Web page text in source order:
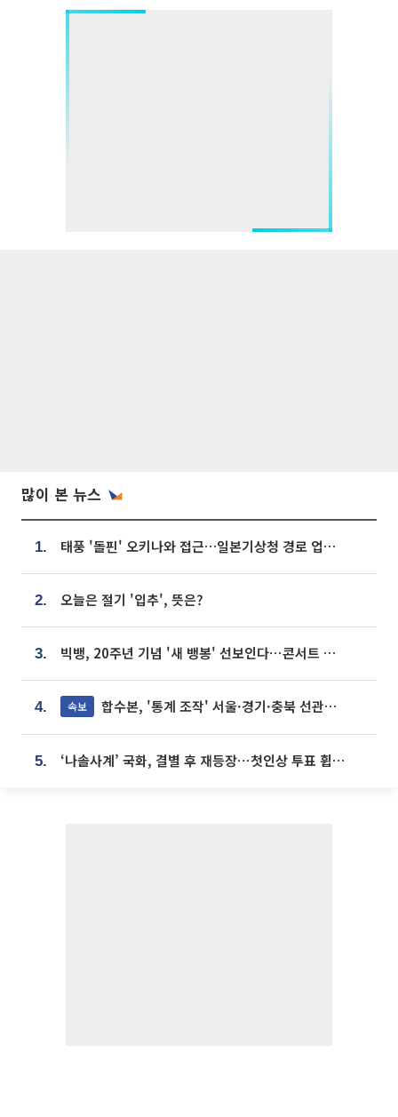
많이 본 뉴스
1. 태풍 '돌핀' 오키나와 접근…일본기상청 경로 업데이트
2. 오늘은 절기 '입추', 뜻은?
3. 빅뱅, 20주년 기념 '새 뱅봉' 선보인다⋯콘서트 앞두고 팝업 개최
4. 속보 합수본, '통계 조작' 서울·경기·충북 선관위 등 추가 압수수색
5. ‘나솔사계’ 국화, 결별 후 재등장⋯첫인상 투표 휩쓸고 ‘인기녀’ 등극